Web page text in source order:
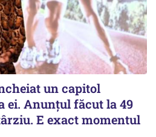
un capitol
ei. Anunțul făcut la 49
E exact momentul